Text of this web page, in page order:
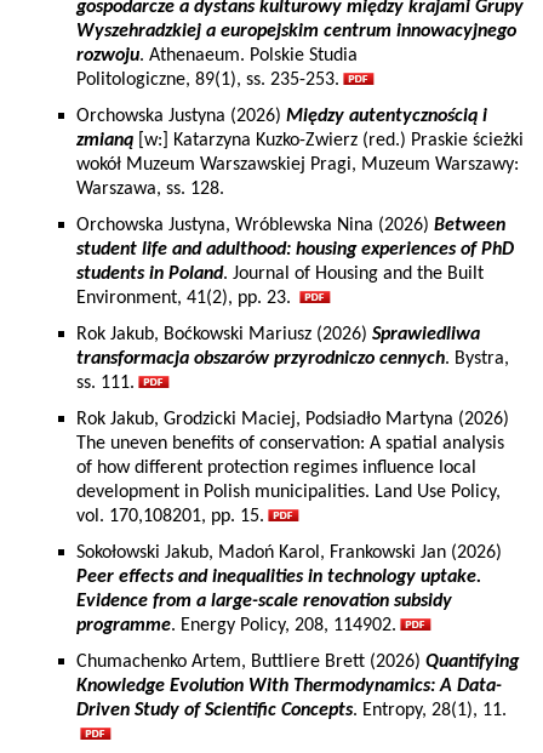
gospodarcze a dystans kulturowy między krajami Grupy
Wyszehradzkiej a europejskim centrum innowacyjnego
rozwoju. Athenaeum. Polskie Studia
Politologiczne, 89(1), ss. 235-253.
Orchowska Justyna (2026) Między autentycznością i
zmianą [w:] Katarzyna Kuzko-Zwierz (red.) Praskie ścieżki
wokół Muzeum Warszawskiej Pragi, Muzeum Warszawy:
Warszawa, ss. 128.
Orchowska Justyna, Wróblewska Nina (2026) Between
student life and adulthood: housing experiences of PhD
students in Poland. Journal of Housing and the Built
Environment, 41(2), pp. 23.
Rok Jakub, Boćkowski Mariusz (2026) Sprawiedliwa
transformacja obszarów przyrodniczo cennych. Bystra,
ss. 111.
Rok Jakub, Grodzicki Maciej, Podsiadło Martyna (2026)
The uneven benefits of conservation: A spatial analysis
of how different protection regimes influence local
development in Polish municipalities. Land Use Policy,
vol. 170,108201, pp. 15.
Sokołowski Jakub, Madoń Karol, Frankowski Jan (2026)
Peer effects and inequalities in technology uptake.
Evidence from a large-scale renovation subsidy
programme. Energy Policy, 208, 114902.
Chumachenko Artem, Buttliere Brett (2026) Quantifying
Knowledge Evolution With Thermodynamics: A Data-
Driven Study of Scientific Concepts. Entropy, 28(1), 11.